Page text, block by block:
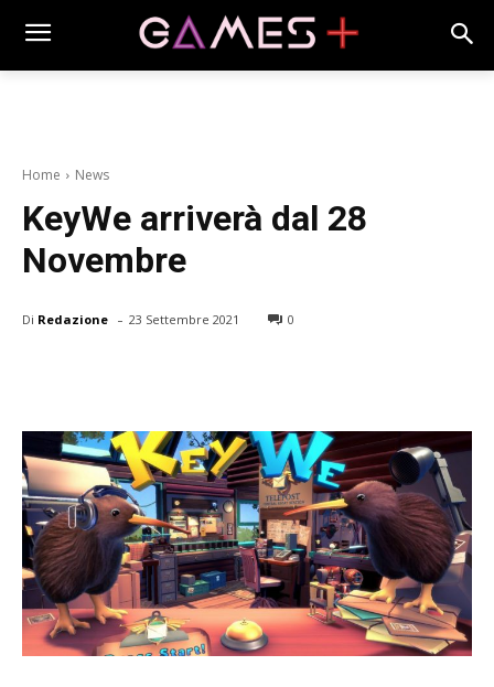
Home News
KeyWe arriverà dal 28
Novembre
Di Redazione - 23 Settembre 2021 0